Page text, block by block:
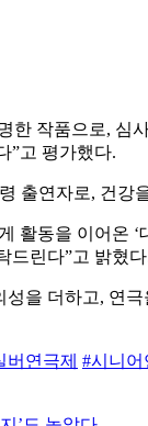
한 작품으로, 심
”고 평가했다.
출연자로, 건
활동을 이어온
드린다”고 밝혔
을 더하고, 연
버연극제 #시니어